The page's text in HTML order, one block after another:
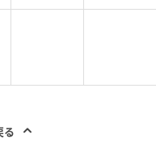
こか面白がっている
る